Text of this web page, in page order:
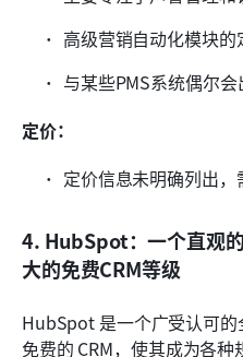
高级营销自动化模块的
与某些PMS系统偶尔会
定价：
定价信息未明确列出，
4. HubSpot：一个直观
大的免费CRM等级
HubSpot 是一个广受认可
免费的 CRM，使其成为各